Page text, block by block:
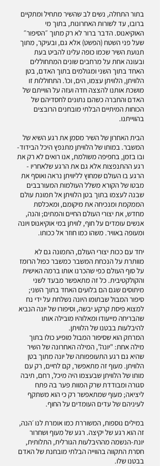
בתור התחלה, נשים לב שהשיר מתחיל ומתקיים
ברובו, עד לשורות האחרונות, בתוך מי
האוקיאנוס. הדבר ברור לא רק מתוך ״הסיפור״
שעל פני השטח (הפשט) אלא גם, ובעיקר, מתוך
תנועת השיר שכמו כופה עלינו להביט בעת
ובעונה אחת על מרחבים שונים המתחוללים
האחד בתוך השני ומגולמים בתוך האדם, בטן
הלוויתן, הלוויתן עצמו, הים, וכו'. התחוללות זו
מושכת אותנו להצצה חדה ועזה על הווייתם של
האדם והחברה כשהם נתונים לחסדיהם של
הכוחות המיתיים הבלתי מובחנים הרובצים
בהווייתנו.
הבית האחרון של השיר מסמן את רגע השיא של
המשבר. במותו של הלוויתן מתנפץ היכל הבידוד-
ובו בזמן, בחפיפה משולמת, אנו רואים לא רק את
רגע ההתנפצות אלא גם את הרגע שלאחריו -
הרגע בו העולם שמחוץ לליוויתן נראה ואוסף את
מבטו של הקורא משלל העולמות המעורבבים
שבנה לעצמו בתוך בטן הלוויתן אל תמונת עולם
הממקמת ומנכיחה את מיקומם, ומאכלסת
מחדש, את יצורי העולם החיים והמתים; והנה,
אנשים עומדים על חוף, לוויתן במי אוקיאנוס ויונה
ומעופה באוויר. משהו כמו חוזר אל ככותו.
יחד עם ככות יצורי העולם, התמונה גם לא
מוותרת על הנכחת המשבר כמשבר כפול הרומז
על סוף העולם כפי שהכרנו אותו ברמה האישית
והקולקטיבית. כל זה מתאפשר מבעד לשני
מיתוסים שגם הם בלועים האחד בתוך השני;
סיפור המבול שבתומו היונה נשלחת על ידי נח
למצוא פיסת קרקע יבשה, וסיפורו של יונה הנביא
שהבריחה מייעודו ומאלוהיו מובילה אותו
להיבלעות בבטנו של הלוויתן.
המרתק הוא שסיפור המבול מופיע כולו בתוך
מילה אחת: "יונה", המילה האחרונה של השיר
שהיא גם רגע התעופפותה של יונה מתוך בטן
הלוויתן. מעוף זה מתאפשר, קם לחיים, רק עם
מותו של הלוויתן שבעצמו היה מיכל, רחם, תיבה
סגורה ומבודדת שרק המוות פער בה פתח
ליציאה; מעוף שמתאפשר רק כי הוא משתקף
לעיניהם של עדים העומדים על החוף.
במילים נוספות, המשוררת כמו אומרת לנו ׳הנה,
זה הוא רגע של יקיצה. רגע של מעוף ושחרור
יונת-הנשמה מההיבלעות הגורלית, התלותית,
חסרת התקווה בהווייה הבלתי מובחנת של האדם
בבטנו שלו.